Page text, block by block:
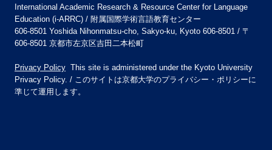
International Academic Research & Resource Center for Language
Education (i-ARRC) / 附属国際学術言語教育センター
606-8501 Yoshida Nihonmatsu-cho, Sakyo-ku, Kyoto 606-8501 / 〒
606-8501 京都市左京区吉田二本松町
Privacy Policy This site is administered under the Kyoto University
Privacy Policy. / このサイトは京都大学のプライバシー・ポリシーに
準じて運用します。